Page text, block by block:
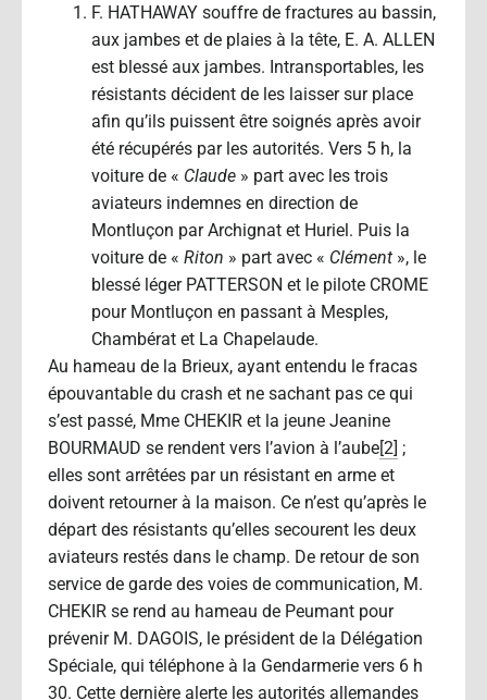
F. HATHAWAY souffre de fractures au bassin,
aux jambes et de plaies à la tête, E. A. ALLEN
est blessé aux jambes. Intransportables, les
résistants décident de les laisser sur place
afin qu’ils puissent être soignés après avoir
été récupérés par les autorités. Vers 5 h, la
voiture de « Claude » part avec les trois
aviateurs indemnes en direction de
Montluçon par Archignat et Huriel. Puis la
voiture de « Riton » part avec « Clément », le
blessé léger PATTERSON et le pilote CROME
pour Montluçon en passant à Mesples,
Chambérat et La Chapelaude.
Au hameau de la Brieux, ayant entendu le fracas
épouvantable du crash et ne sachant pas ce qui
s’est passé, Mme CHEKIR et la jeune Jeanine
BOURMAUD se rendent vers l’avion à l’aube[2] ;
elles sont arrêtées par un résistant en arme et
doivent retourner à la maison. Ce n’est qu’après le
départ des résistants qu’elles secourent les deux
aviateurs restés dans le champ. De retour de son
service de garde des voies de communication, M.
CHEKIR se rend au hameau de Peumant pour
prévenir M. DAGOIS, le président de la Délégation
Spéciale, qui téléphone à la Gendarmerie vers 6 h
30. Cette dernière alerte les autorités allemandes